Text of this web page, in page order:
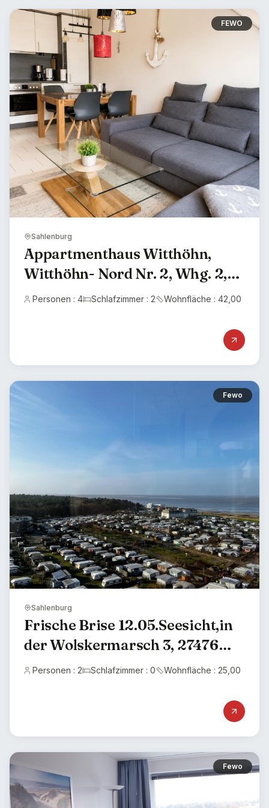
FEWO
Sahlenburg
Appartmenthaus Witthöhn,
Witthöhn- Nord Nr. 2, Whg. 2,
Cuxhaven -Sahlenburg
Personen : 4 Schlafzimmer : 2 Wohnfläche : 42,00
Fewo
Sahlenburg
Frische Brise 12.05.Seesicht,in
der Wolskermarsch 3, 27476
Sahlenburg
Personen : 2 Schlafzimmer : 0 Wohnfläche : 25,00
Fewo